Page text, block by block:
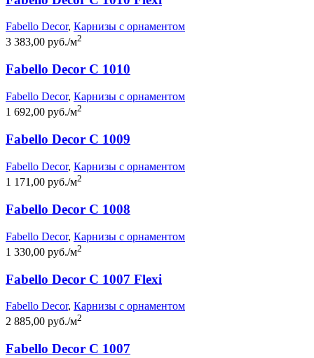
Fabello Decor, Карнизы с орнаментом
3 383,00 руб./м2
Fabello Decor C 1010
Fabello Decor, Карнизы с орнаментом
1 692,00 руб./м2
Fabello Decor C 1009
Fabello Decor, Карнизы с орнаментом
1 171,00 руб./м2
Fabello Decor C 1008
Fabello Decor, Карнизы с орнаментом
1 330,00 руб./м2
Fabello Decor C 1007 Flexi
Fabello Decor, Карнизы с орнаментом
2 885,00 руб./м2
Fabello Decor C 1007